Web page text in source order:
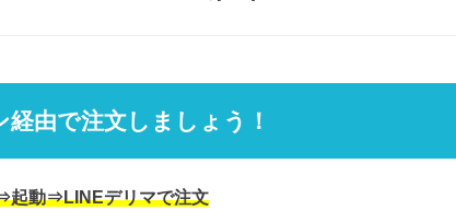
由で注文しましょう！
起動⇒LINEデリマで注文